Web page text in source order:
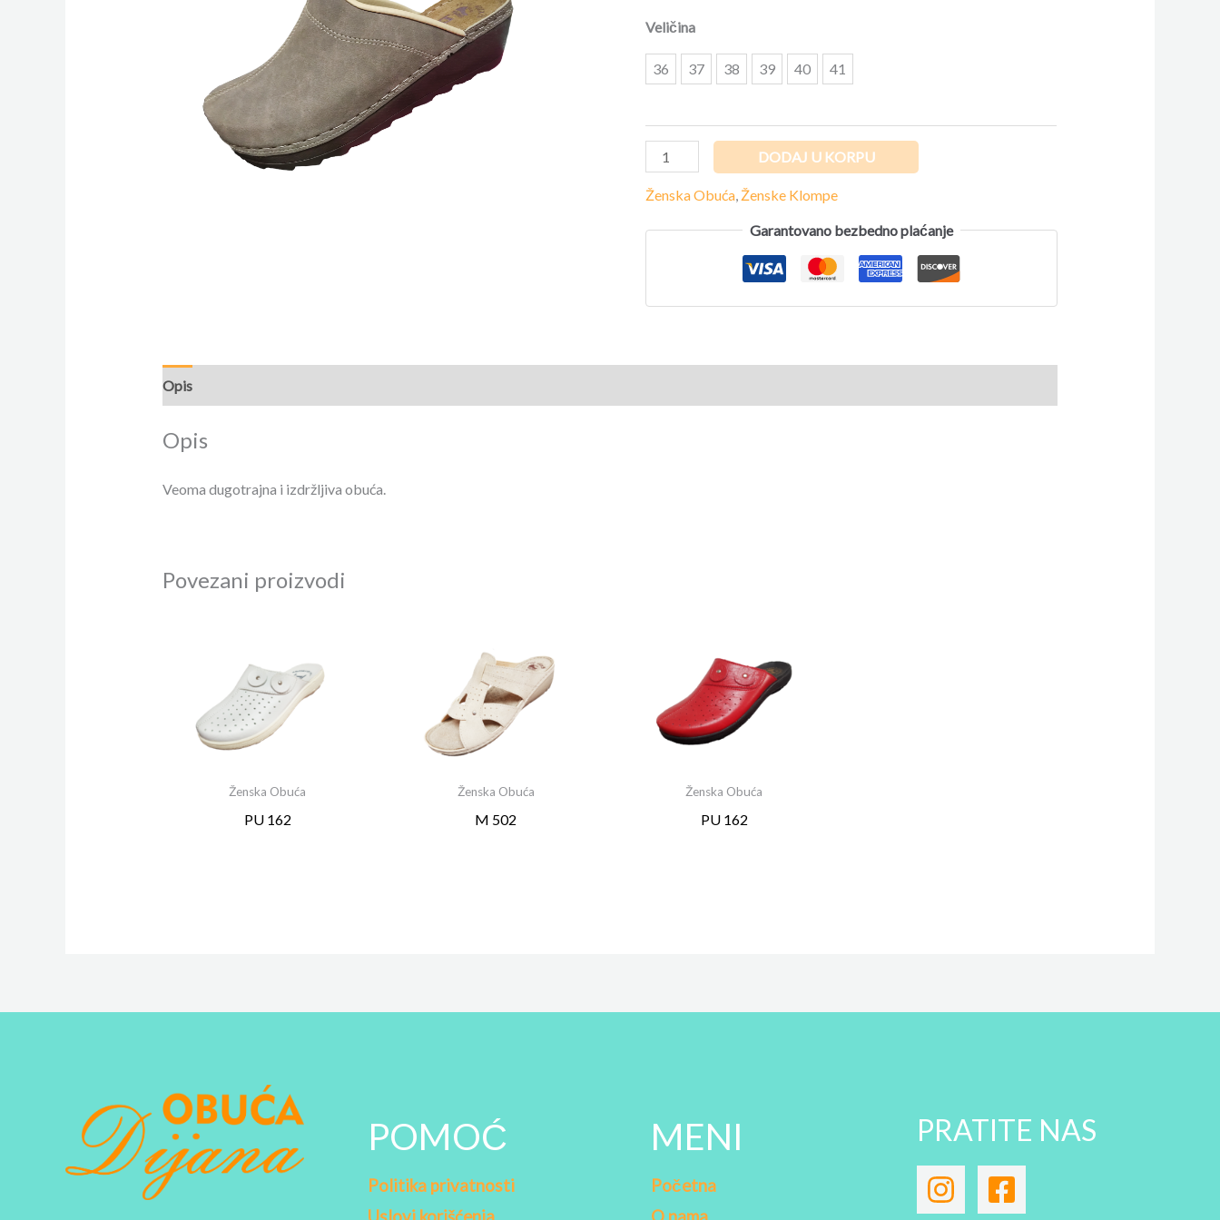
Veličina
36 37 38 39 40 41
DODAJ U KORPU
Ženska Obuća, Ženske Klompe
Garantovano bezbedno plaćanje
Opis
Opis
Veoma dugotrajna i izdržljiva obuća.
Povezani proizvodi
Ženska Obuća
PU 162
Ženska Obuća
M 502
Ženska Obuća
PU 162
POMOĆ
Politika privatnosti
MENI
Početna
PRATITE NAS